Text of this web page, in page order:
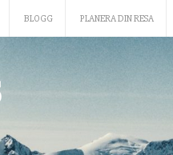
BLOGG PLANERA DIN RESA